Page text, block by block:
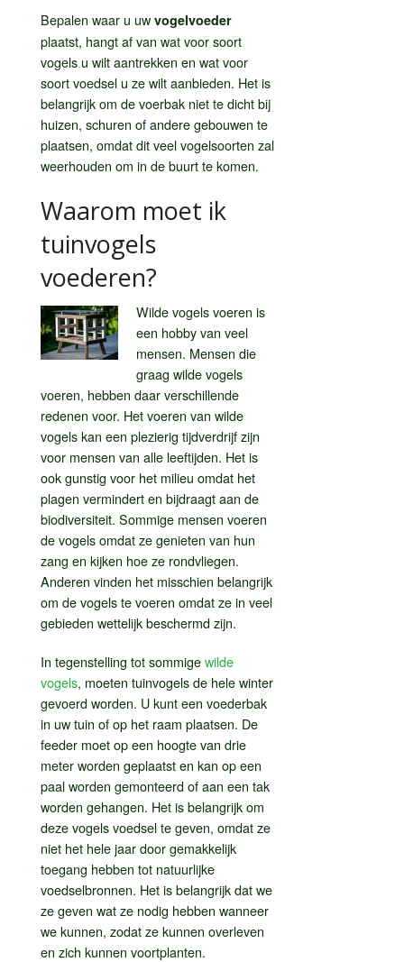
Bepalen waar u uw vogelvoeder
plaatst, hangt af van wat voor soort
vogels u wilt aantrekken en wat voor
soort voedsel u ze wilt aanbieden. Het is
belangrijk om de voerbak niet te dicht bij
huizen, schuren of andere gebouwen te
plaatsen, omdat dit veel vogelsoorten zal
weerhouden om in de buurt te komen.
Waarom moet ik
tuinvogels
voederen?
Wilde vogels voeren is
een hobby van veel
mensen. Mensen die
graag wilde vogels
voeren, hebben daar verschillende
redenen voor. Het voeren van wilde
vogels kan een plezierig tijdverdrijf zijn
voor mensen van alle leeftijden. Het is
ook gunstig voor het milieu omdat het
plagen vermindert en bijdraagt aan de
biodiversiteit. Sommige mensen voeren
de vogels omdat ze genieten van hun
zang en kijken hoe ze rondvliegen.
Anderen vinden het misschien belangrijk
om de vogels te voeren omdat ze in veel
gebieden wettelijk beschermd zijn.
In tegenstelling tot sommigewilde
vogels, moeten tuinvogels de hele winter
gevoerd worden. U kunt een voederbak
in uw tuin of op het raam plaatsen. De
feeder moet op een hoogte van drie
meter worden geplaatst en kan op een
paal worden gemonteerd of aan een tak
worden gehangen. Het is belangrijk om
deze vogels voedsel te geven, omdat ze
niet het hele jaar door gemakkelijk
toegang hebben tot natuurlijke
voedselbronnen. Het is belangrijk dat we
ze geven wat ze nodig hebben wanneer
we kunnen, zodat ze kunnen overleven
en zich kunnen voortplanten.